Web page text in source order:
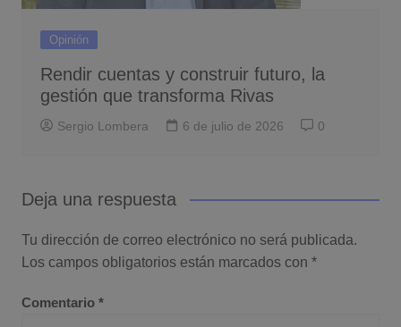
Opinión
Rendir cuentas y construir futuro, la
gestión que transforma Rivas
Sergio Lombera 6 de julio de 2026 0
Deja una respuesta
Tu dirección de correo electrónico no será publicada.
Los campos obligatorios están marcados con *
Comentario *